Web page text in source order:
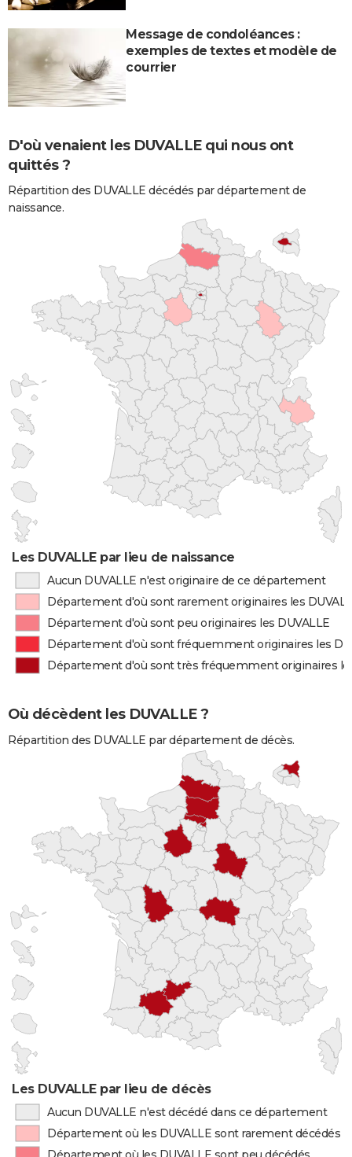
Message de condoléances :
exemples de textes et modèle de
courrier
D'où venaient les DUVALLE qui nous ont
quittés ?
Répartition des DUVALLE décédés par département de
naissance.
Les DUVALLE par lieu de naissance
Aucun DUVALLE n'est originaire de ce département
Département d'où sont rarement originaires les
Département d'où sont peu originaires les DUVALLE
Département d'où sont fréquemment originaires les
Département d'où sont très fréquemment originaires
Où décèdent les DUVALLE ?
Répartition des DUVALLE par département de décès.
Les DUVALLE par lieu de décès
Aucun DUVALLE n'est décédé dans ce département
Département où les DUVALLE sont rarement décédés